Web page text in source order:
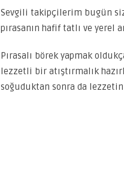
Sevgili takipçilerim bugün
pırasanın hafif tatlı ve yerel
Pırasalı börek yapmak
lezzetli bir atıştırmalık
soğuduktan sonra da